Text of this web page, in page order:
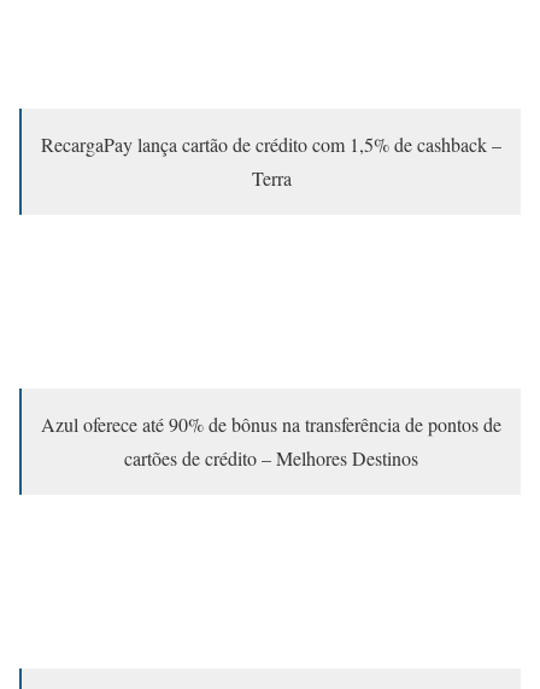
RecargaPay lança cartão de crédito com 1,5% de cashback –
Terra
Azul oferece até 90% de bônus na transferência de pontos de
cartões de crédito – Melhores Destinos